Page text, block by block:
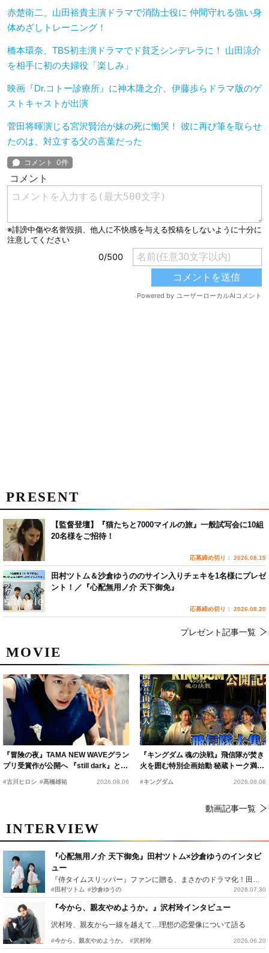
赤楚衛二、山田裕貴主演ドラマで消防士役に 仲間守れる強い身
体めざしトレーニング！
橋本環奈、TBS初主演ドラマでド貧乏シンデレラに！ 山田涼介
を相手に初の夫婦役「楽しみ」
映画『Dr.コトー診療所』に神木隆之介、伊藤歩らドラマ版のゲ
ストキャストが出演
菅田将暉演じる宮沢賢治が妹の死に慟哭！ 彼に再び筆を取らせ
たのは、対立する父の言葉だった
MOVIE
『冒険の夜』TAMA NEW WAVEグラン
プリ受賞作が公開へ 『still dark』と同
時上映決定
#古川ヒロシ #髙橋雄祐 2026.08.06
『キングダム 魂の決戦』飛信隊が焚き
火を囲む特別企画始動 秘蔵トーク満載
の“キングダムキャンプ”開催
#キングダム 2026.08.06
動画記事一覧
INTERVIEW
『心配無用ノ介 天下御免』田村ツトム×沙倉ゆうのインタビ
ュー
#田村ツトム #沙倉ゆうの 2026.07.30
『今から、親友やめようか。』沢村玲インタビュー
沢村玲、親友から一線を越えて…理想の恋愛像について語る
#今から、親友やめようか。 #沢村玲 2026.06.20
PRESENT
【監督登壇】『猫たちと7000マイルの旅』一般試写会に10組
20名様をご招待！
応募締め切り： 2026.08.15
田村ツトム＆沙倉ゆうののサイン入りチェキを1名様にプレゼ
ント！／『心配無用ノ介 天下御免』
応募締め切り： 2026.08.20
プレゼント記事一覧